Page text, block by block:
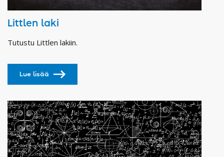
Littlen laki
Tutustu Littlen lakiin.
Lue lisää